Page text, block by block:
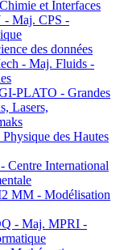
et Interfaces
- Maj. CPS -
des données
- Maj. Fluids -
PLATO - Grandes
Lasers,
des Hautes
Centre International
MM - Modélisation
- Maj. MPRI -